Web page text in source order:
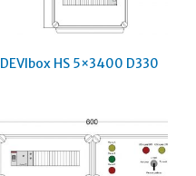
DEVIbox HS 5×3400 D330